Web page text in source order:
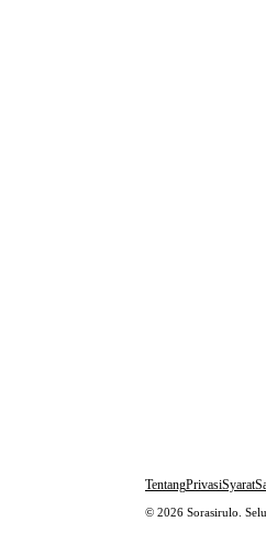
TentangPrivasiSyarat
© 2026 Sorasirulo.